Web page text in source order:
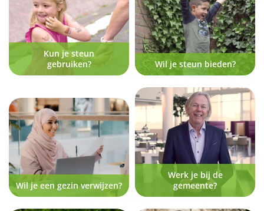
Kun je steun
gebruiken?
Wil je steun bieden?
Wil je een gezin verwijzen?
Werk je bij de
gemeente?